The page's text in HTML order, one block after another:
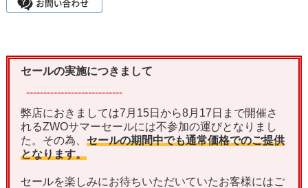
セールの実施につきまして
----------------------------
弊店におきましては7月15日から8月17日まで開催さ
れるZWOサマーセールには不参加の運びとなりまし
た。その為、 セールの期間中でも通常価格でのご提供
となります。
セールを楽しみにお待ちいただいていたお客様にはご